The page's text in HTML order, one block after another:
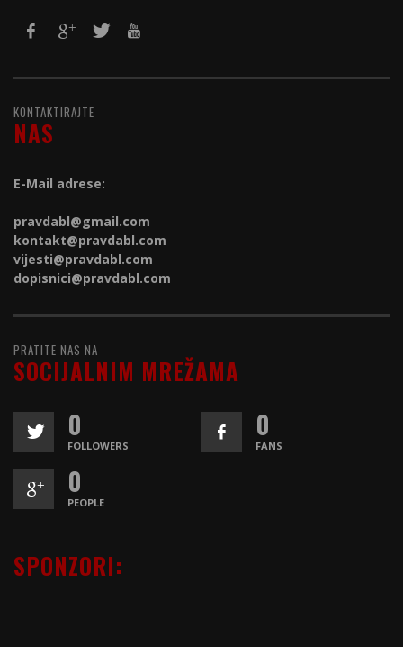
KONTAKTIRAJTE
NAS
E-Mail adrese:
pravdabl@gmail.com
kontakt@pravdabl.com
vijesti@pravdabl.com
dopisnici@pravdabl.com
PRATITE NAS NA
SOCIJALNIM MREŽAMA
0
FOLLOWERS
0
FANS
0
PEOPLE
SPONZORI: